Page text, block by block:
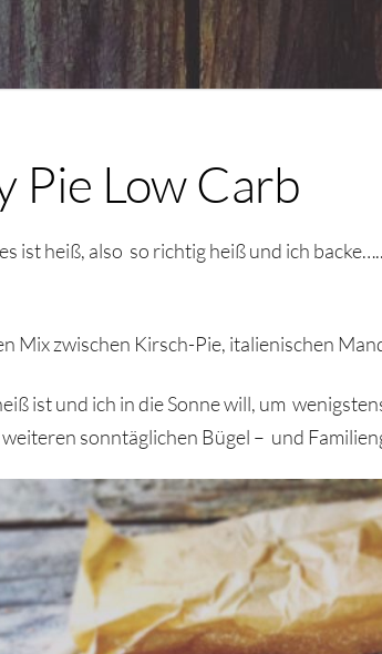
Pie Low Carb
ist heiß, also so richtig heiß und ich
Mix zwischen Kirsch-Pie, italienischen
ist und ich in die Sonne will, um
sonntäglichen Bügel – und